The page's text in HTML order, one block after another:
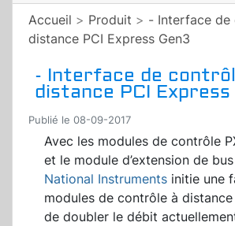
Accueil > Produit > - Interface de
distance PCI Express Gen3
- Interface de
distance PCI Express
Publié le 08-09-2017
Avec les modules de contrôle
et le module d’extension de
National Instruments initie une
modules de contrôle à
de doubler le débit